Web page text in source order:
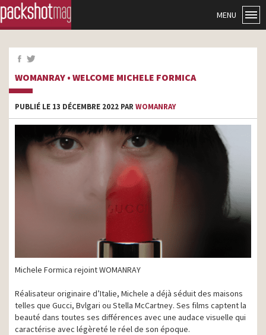
MENU
WOMANRAY • WELCOME MICHELE FORMICA
PUBLIÉ LE 13 DÉCEMBRE 2022 PARWOMANRAY
Michele Formica rejoint WOMANRAY
Réalisateur originaire d’Italie, Michele a déjà séduit des maisons
telles que Gucci, Bvlgari ou Stella McCartney. Ses films captent la
beauté dans toutes ses différences avec une audace visuelle qui
caractérise avec légèreté le réel de son époque.